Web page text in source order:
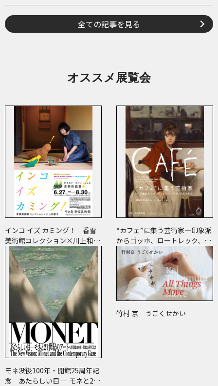
全ての記事を見る
オススメ展覧会
インコ イズ カミング！ 香雪
美術館コレクション×川上和歌
子 ～ピコ＆ピータといっしょ
に古美術鑑賞～
“カフェ”に集う芸術家―印象派
からゴッホ、ロートレック、ピ
カソまで
モネ没後100年・開館25周年記
念 あたらしい目 ― モネと21
竹村 京 うごくせかい